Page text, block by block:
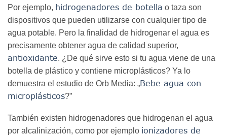
Por ejemplo, hidrogenadores de botella o taza son
dispositivos que pueden utilizarse con cualquier tipo de
agua potable. Pero la finalidad de hidrogenar el agua es
precisamente obtener agua de calidad superior,
antioxidante. ¿De qué sirve esto si tu agua viene de una
botella de plástico y contiene microplásticos? Ya lo
demuestra el estudio de Orb Media: „Bebe agua con
microplásticos?”
También existen hidrogenadores que hidrogenan el agua
por alcalinización, como por ejemplo ionizadores de